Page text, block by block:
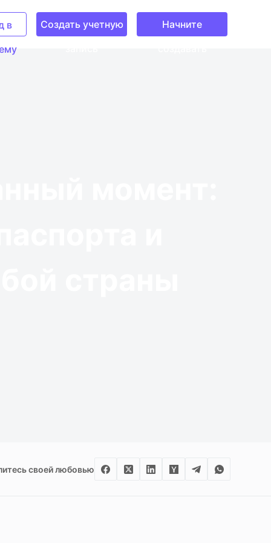
в
Создать учетную
Начните
своей любовью